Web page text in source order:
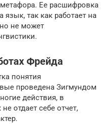
Ее расшифровка
так как работает на
не может
Фрейда
понятия
проведена Зигмундом
действия, в
отдает себе отчет,